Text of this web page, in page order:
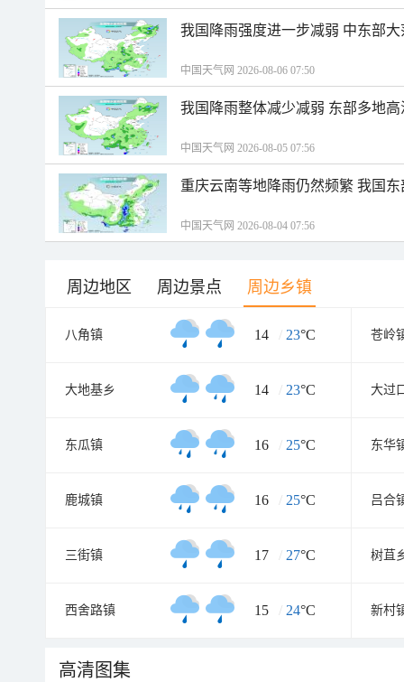
我国降雨强度进一步减弱 中东部
中国天气网 2026-08-06 07:50
我国降雨整体减少减弱 东部多地
中国天气网 2026-08-05 07:56
重庆云南等地降雨仍然频繁 我国
中国天气网 2026-08-04 07:56
周边地区 周边景点 周边乡镇
八角镇 14 / 23°C 苍岭
大地基乡 14 / 23°C 大过
东瓜镇 16 / 25°C 东华
鹿城镇 16 / 25°C 吕合
三街镇 17 / 27°C 树苴
西舍路镇 15 / 24°C 新村
高清图集